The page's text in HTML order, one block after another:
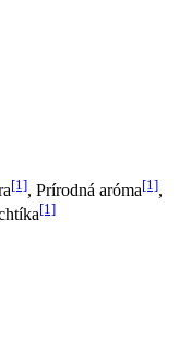
[1], Prírodná aróma[1],
[1]